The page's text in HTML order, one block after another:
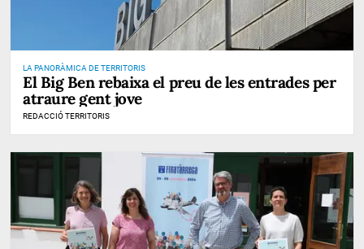
LA PANORÀMICA DE TERRITORIS
El Big Ben rebaixa el preu de les entrades per
atraure gent jove
REDACCIÓ TERRITORIS